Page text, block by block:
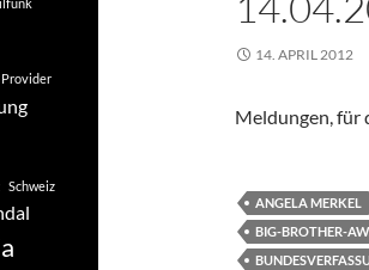
14. APRIL 2012
Meldungen, für
ANGELA MERKEL
BIG-BROTHER-
Provider
Schweiz